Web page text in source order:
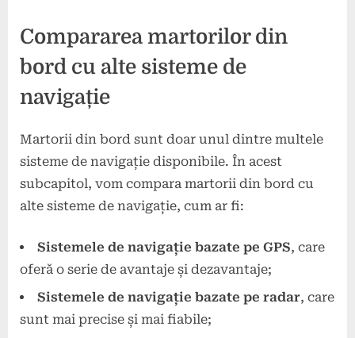
Compararea martorilor din
bord cu alte sisteme de
navigație
Martorii din bord sunt doar unul dintre multele
sisteme de navigație disponibile. În acest
subcapitol, vom compara martorii din bord cu
alte sisteme de navigație, cum ar fi:
Sistemele de navigație bazate pe GPS, care
oferă o serie de avantaje și dezavantaje;
Sistemele de navigație bazate pe radar, care
sunt mai precise și mai fiabile;